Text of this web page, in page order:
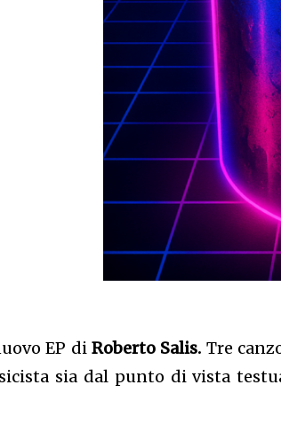
EP di Roberto Salis. Tre
sia dal punto di vista